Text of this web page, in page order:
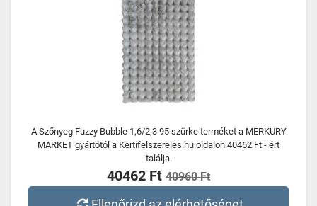
A Szőnyeg Fuzzy Bubble 1,6/2,3 95 szürke terméket a MERKURY
MARKET gyártótól a Kertifelszereles.hu oldalon 40462 Ft - ért
találja.
40462 Ft 40960 Ft